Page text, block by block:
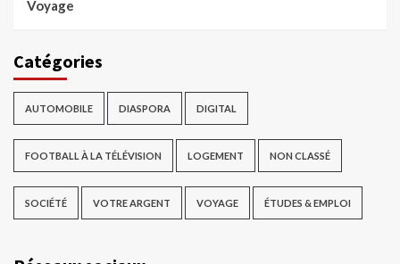
Voyage
Catégories
AUTOMOBILE DIASPORA DIGITAL
FOOTBALL À LA TÉLÉVISION LOGEMENT NON CLASSÉ
SOCIÉTÉ VOTRE ARGENT VOYAGE ÉTUDES & EMPLOI